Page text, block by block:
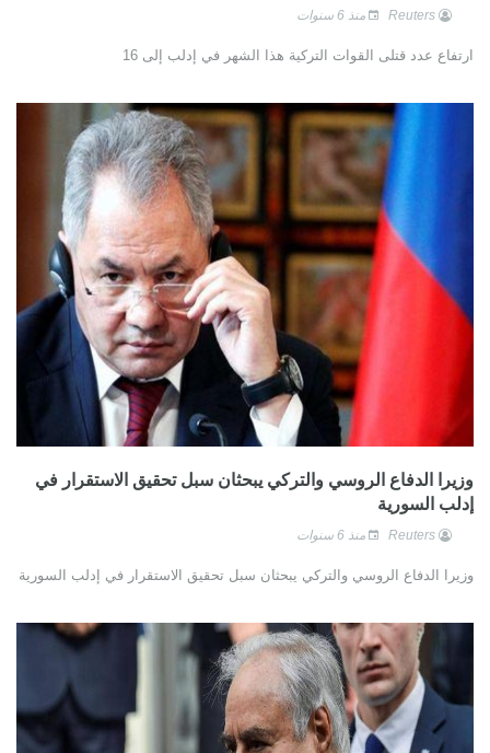
Reuters منذ 6 سنوات
ارتفاع عدد قتلى القوات التركية هذا الشهر في إدلب إلى 16
وزيرا الدفاع الروسي والتركي يبحثان سبل تحقيق الاستقرار في
إدلب السورية
Reuters منذ 6 سنوات
وزيرا الدفاع الروسي والتركي يبحثان سبل تحقيق الاستقرار في إدلب السورية